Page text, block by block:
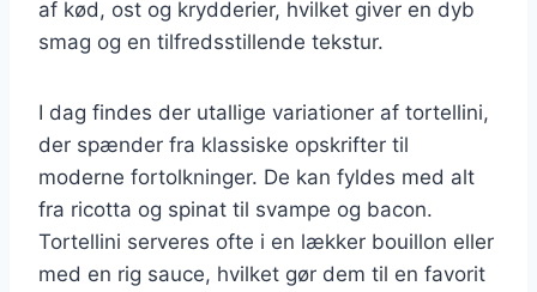
af kød, ost og krydderier, hvilket giver en dyb
smag og en tilfredsstillende tekstur.
I dag findes der utallige variationer af tortellini,
der spænder fra klassiske opskrifter til
moderne fortolkninger. De kan fyldes med alt
fra ricotta og spinat til svampe og bacon.
Tortellini serveres ofte i en lækker bouillon eller
med en rig sauce, hvilket gør dem til en favorit